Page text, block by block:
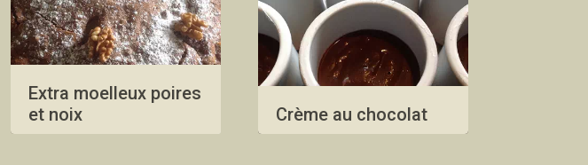
Extra moelleux poires
et noix
Crème au chocolat